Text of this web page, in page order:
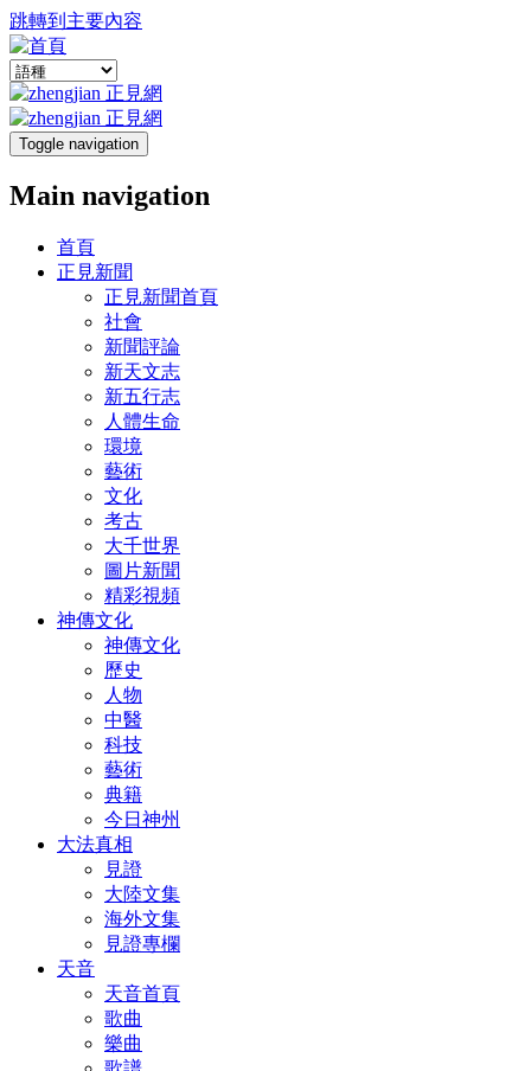
跳轉到主要內容
Toggle navigation
Main navigation
首頁
正見新聞
正見新聞首頁
社會
新聞評論
新天文志
新五行志
人體生命
環境
藝術
文化
考古
大千世界
圖片新聞
精彩視頻
神傳文化
神傳文化
歷史
人物
中醫
科技
藝術
典籍
今日神州
大法真相
見證
大陸文集
海外文集
見證專欄
天音
天音首頁
歌曲
樂曲